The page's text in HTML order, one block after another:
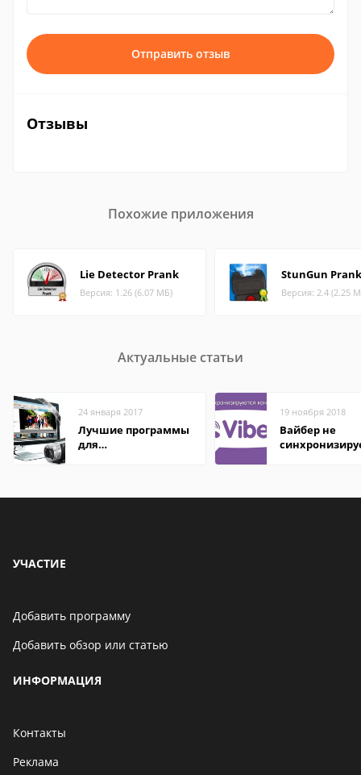
Отправить отзыв
Отзывы
Похожие приложения
Lie Detector Prank
Версия: 1.26 (6.07 МБ)
StunGun Prank
Версия: 2.4 (2.25
Актуальные статьи
24 января 2017
Лучшие программы
для
19 ноября 2018
Вайбер не
УЧАСТИЕ
Добавить программу
Добавить обзор или статью
ИНФОРМАЦИЯ
Контакты
Реклама